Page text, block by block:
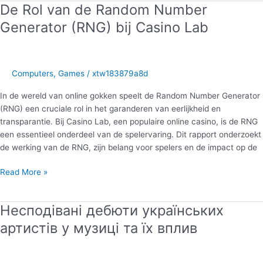
дизайн
та
обладнання
De Rol van de Random Number
Generator (RNG) bij Casino Lab
Computers, Games / xtw183879a8d
In de wereld van online gokken speelt de Random Number Generator
(RNG) een cruciale rol in het garanderen van eerlijkheid en
transparantie. Bij Casino Lab, een populaire online casino, is de RNG
een essentieel onderdeel van de spelervaring. Dit rapport onderzoekt
de werking van de RNG, zijn belang voor spelers en de impact op de
De
de
Random
Number
Read More »
Несподівані дебюти українських
артистів у музиці та їх вплив